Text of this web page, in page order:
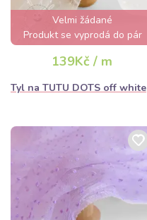
Velmi žádané
Produkt se vyprodá do pár
hodin
139Kč / m
Tyl na TUTU DOTS off white